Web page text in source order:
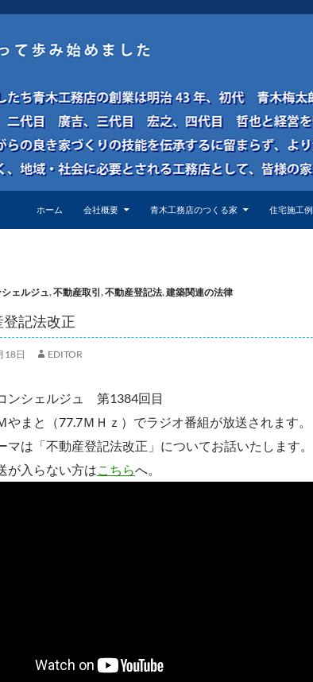
ホーム 会社概要 青木工務店のつくる家 住宅施工例
ェルジュ ,不動産取引 ,不動産登記法,建築関連の法律
登記法改正
18日 EDITOR
ンシェルジュ 第1384回目
やまと（77.7ＭＨｚ）でラジオ番組が放送されます。
マは「不動産登記法改正」についてお話いたします。
が入らない方はこちらへ。